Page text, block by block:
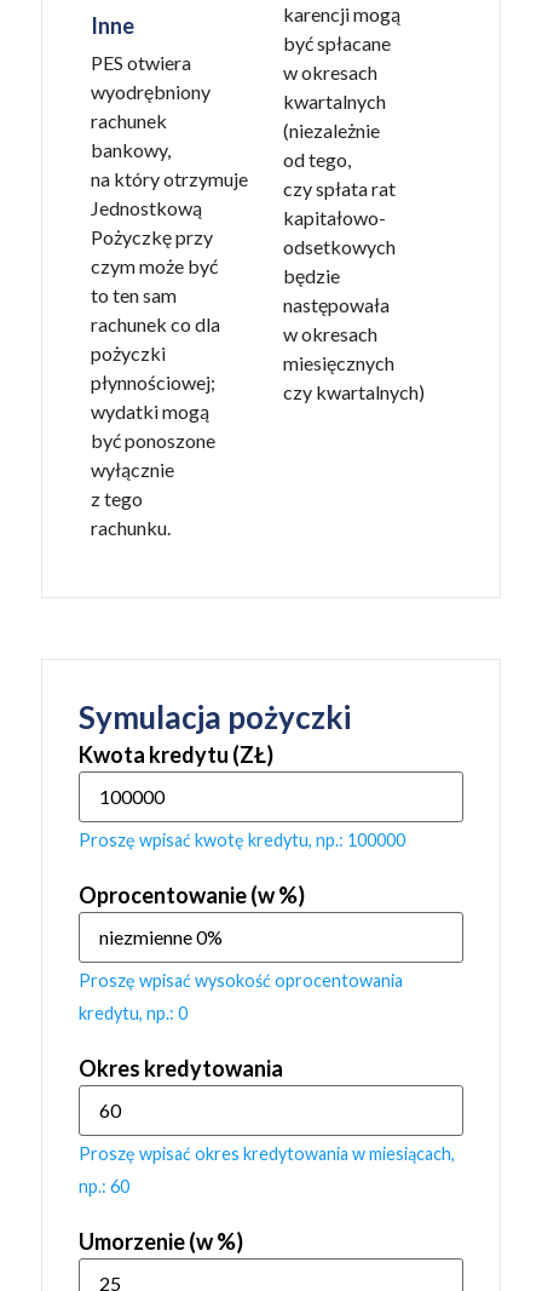
Inne
PES otwiera
wyodrębniony
rachunek
bankowy,
na który otrzymuje
Jednostkową
Pożyczkę przy
czym może być
to ten sam
rachunek co dla
pożyczki
płynnościowej;
wydatki mogą
być ponoszone
wyłącznie
z tego
rachunku.
karencji mogą
być spłacane
w okresach
kwartalnych
(niezależnie
od tego,
czy spłata rat
kapitałowo-
odsetkowych
będzie
następowała
w okresach
miesięcznych
czy kwartalnych)
Symulacja pożyczki
Kwota kredytu (ZŁ)
Proszę wpisać kwotę kredytu, np.: 100000
Oprocentowanie (w %)
Proszę wpisać wysokość oprocentowania
kredytu, np.: 0
Okres kredytowania
Proszę wpisać okres kredytowania w miesiącach,
np.: 60
Umorzenie (w %)